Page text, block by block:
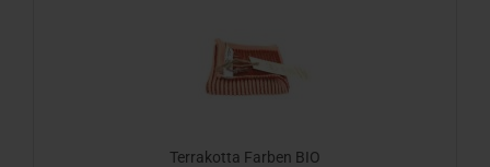
Terrakotta Farben BIO